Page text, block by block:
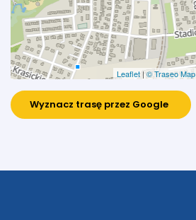
Leaflet | © Traseo Map
Wyznacz trasę przez Google